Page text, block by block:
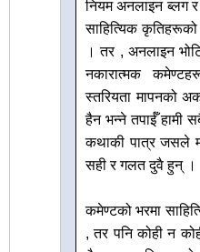
नियम अनलाइन ब्लग
साहित्यिक
। तर , अनलाइन
नकारात्मक
स्तरियता मापनको
हैन भन्ने तपाईँ हामी
कथाकी पात्र जसले
सही र गलत दुवै हुन् ।
कमेण्टको भरमा
, तर पनि कोही न